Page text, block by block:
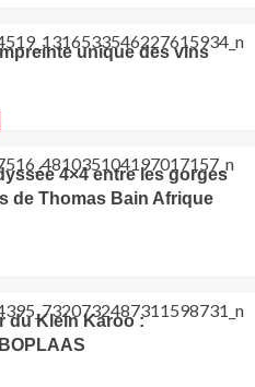
unique des vins
4×4 entre les gorges
de Thomas Bain Afrique
du Klein Karoo :